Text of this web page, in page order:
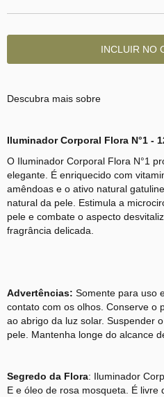
Descubra mais sobre
Iluminador Corporal Flora N°1 -
O Iluminador Corporal Flora N°1
elegante. É enriquecido com
amêndoas e o ativo natural
natural da pele. Estimula a
pele e combate o aspecto
fragrância delicada.
Advertências: Somente para uso
contato com os olhos. Conserve o
ao abrigo da luz solar. Suspender
pele. Mantenha longe do alcance
Segredo da Flora: Iluminador
E e óleo de rosa mosqueta. É